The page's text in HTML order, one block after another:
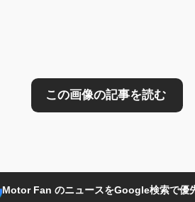
Motor Fan のニュースをGoogle検索で優